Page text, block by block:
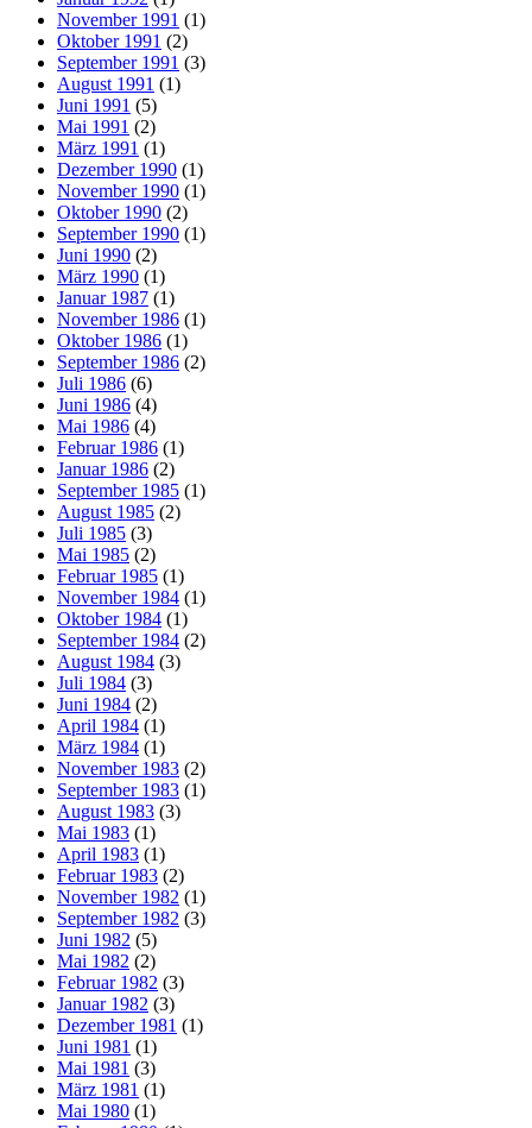
November 1991 (1)
Oktober 1991 (2)
September 1991 (3)
August 1991 (1)
Juni 1991 (5)
Mai 1991 (2)
März 1991 (1)
Dezember 1990 (1)
November 1990 (1)
Oktober 1990 (2)
September 1990 (1)
Juni 1990 (2)
März 1990 (1)
Januar 1987 (1)
November 1986 (1)
Oktober 1986 (1)
September 1986 (2)
Juli 1986 (6)
Juni 1986 (4)
Mai 1986 (4)
Februar 1986 (1)
Januar 1986 (2)
September 1985 (1)
August 1985 (2)
Juli 1985 (3)
Mai 1985 (2)
Februar 1985 (1)
November 1984 (1)
Oktober 1984 (1)
September 1984 (2)
August 1984 (3)
Juli 1984 (3)
Juni 1984 (2)
April 1984 (1)
März 1984 (1)
November 1983 (2)
September 1983 (1)
August 1983 (3)
Mai 1983 (1)
April 1983 (1)
Februar 1983 (2)
November 1982 (1)
September 1982 (3)
Juni 1982 (5)
Mai 1982 (2)
Februar 1982 (3)
Januar 1982 (3)
Dezember 1981 (1)
Juni 1981 (1)
Mai 1981 (3)
März 1981 (1)
Mai 1980 (1)